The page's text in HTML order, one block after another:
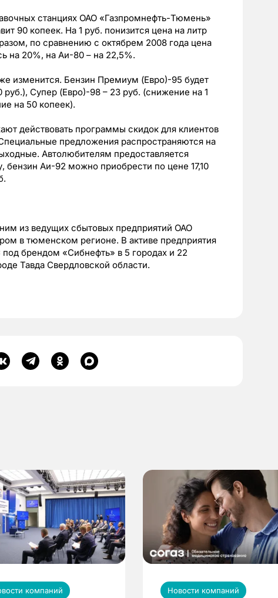
станциях ОАО «Газпромнефть-Тюмень»
90 копеек. На 1 руб. понизится цена на литр
по сравнению с октябрем 2008 года цена
на 20%, на Аи-80 – на 22,5%.
изменится. Бензин Премиум (Евро)-95 будет
руб.), Супер (Евро)-98 – 23 руб. (снижение на 1
на 50 копеек).
действовать программы скидок для клиентов
предложения распространяются на
Автолюбителям предоставляется
Аи-92 можно приобрести по цене 17,10
из ведущих сбытовых предприятий ОАО
в тюменском регионе. В активе предприятия
под брендом «Сибнефть» в 5 городах и 22
Тавда Свердловской области.
компаний Новости компаний